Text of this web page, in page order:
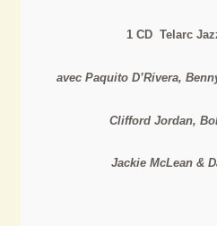
1 CD Telarc
avec Paquito D’Rivera,
Clifford Jordan,
Jackie McLean &